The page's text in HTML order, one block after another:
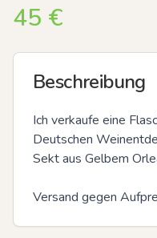
45 €
Beschreibung
Ich verkaufe eine
Deutschen
Sekt aus Gelbem
Versand gegen